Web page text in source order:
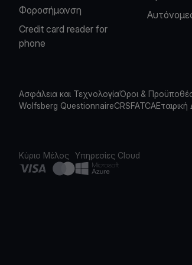
Φοροσήμανση
Credit card reader for
phone
Ασφάλεια και ΤεχνολογίαΌροι &
Wolfsberg QuestionnaireCRSFATCA
Κύριο Μέλος Υπηρεσίες Cloud